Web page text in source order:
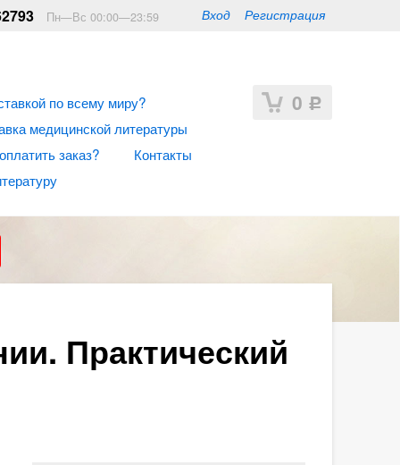
Вход Регистрация
Пн—Вс 00:00—23:59
0 Р
по всему миру?
медицинской литературы
заказ?
Контакты
Практический